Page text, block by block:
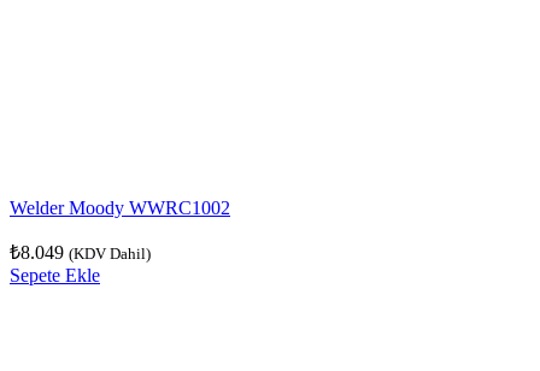
Welder Moody WWRC1002
₺8.049 (KDV Dahil)
Sepete Ekle